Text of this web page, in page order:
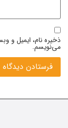
ذخیره نام، ایمیل و
می‌نویسم.